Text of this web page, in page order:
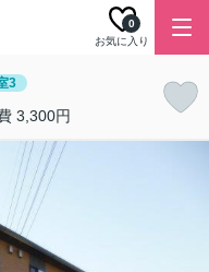
お気に入り
0
3
3,300円